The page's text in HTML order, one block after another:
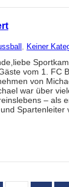
, Keiner
vom 1. FC
von
war über
– als
Spartenleiter